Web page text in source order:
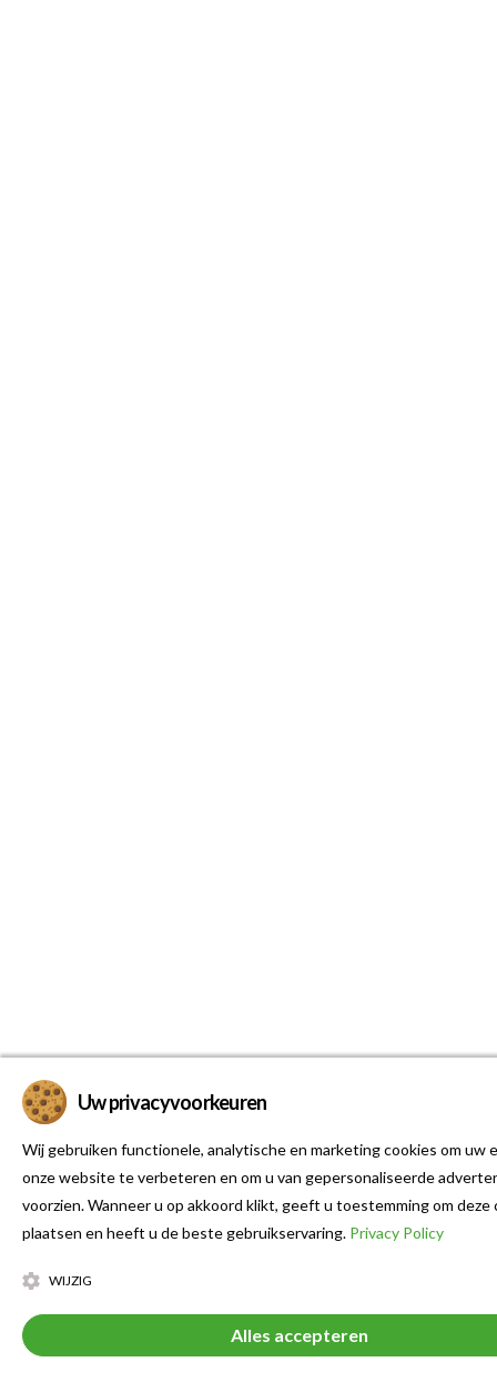
Uw privacyvoorkeuren
Wij gebruiken functionele, analytische en marketing cookies om uw
onze website te verbeteren en om u van gepersonaliseerde
voorzien. Wanneer u op akkoord klikt, geeft u toestemming om deze
plaatsen en heeft u de beste gebruikservaring. Privacy Policy
WIJZIG
Alles accepteren